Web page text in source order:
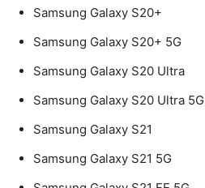
Samsung Galaxy S20+
Samsung Galaxy S20+ 5G
Samsung Galaxy S20 Ultra
Samsung Galaxy S20 Ultra 5G
Samsung Galaxy S21
Samsung Galaxy S21 5G